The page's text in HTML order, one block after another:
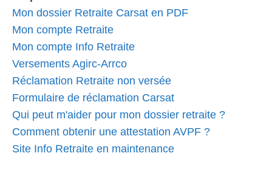
Mon dossier Retraite Carsat en PDF
Mon compte Retraite
Mon compte Info Retraite
Versements Agirc-Arrco
Réclamation Retraite non versée
Formulaire de réclamation Carsat
Qui peut m'aider pour mon dossier retraite ?
Comment obtenir une attestation AVPF ?
Site Info Retraite en maintenance